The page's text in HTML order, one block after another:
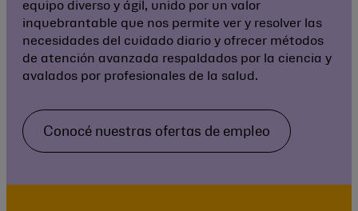
equipo diverso y ágil, unido por un valor
inquebrantable que nos permite ver y resolver las
necesidades del cuidado diario y ofrecer métodos
de atención avanzada respaldados por la ciencia y
avalados por profesionales de la salud.
Conocé nuestras ofertas de empleo